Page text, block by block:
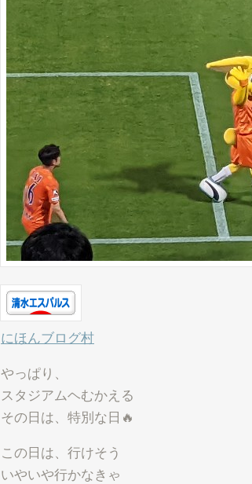
にほんブログ村
やっぱり、
スタジアムヘむかえる
その日は、特別な日🔥
この日は、行けそう
いやいや行かなきゃ